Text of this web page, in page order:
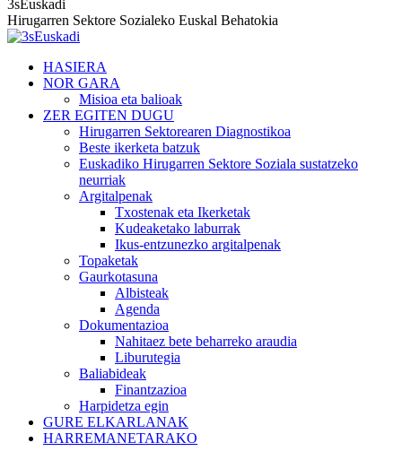
3sEuskadi
Hirugarren Sektore Sozialeko Euskal Behatokia
HASIERA
NOR GARA
Misioa eta balioak
ZER EGITEN DUGU
Hirugarren Sektorearen Diagnostikoa
Beste ikerketa batzuk
Euskadiko Hirugarren Sektore Soziala sustatzeko
neurriak
Argitalpenak
Txostenak eta Ikerketak
Kudeaketako laburrak
Ikus-entzunezko argitalpenak
Topaketak
Gaurkotasuna
Albisteak
Agenda
Dokumentazioa
Nahitaez bete beharreko araudia
Liburutegia
Baliabideak
Finantzazioa
Harpidetza egin
GURE ELKARLANAK
HARREMANETARAKO